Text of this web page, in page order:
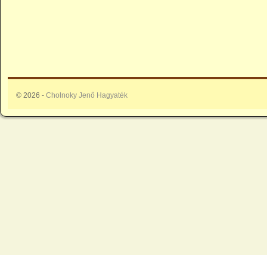
© 2026 - Cholnoky Jenő Hagyaték